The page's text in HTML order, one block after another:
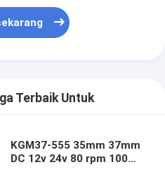
Terbaik Untuk
KGM37-555 35mm 37mm
DC 12v 24v 80 rpm 100